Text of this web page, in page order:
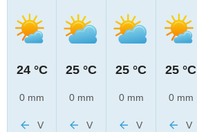
24 °C
0 mm
V
25 °C
0 mm
V
25 °C
0 mm
V
25 °C
0 mm
V